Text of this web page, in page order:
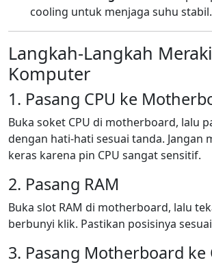
cooling untuk menjaga suhu stabil.
Langkah-Langkah
Komputer
1. Pasang CPU ke
Buka soket CPU di motherboard, lalu
dengan hati-hati sesuai tanda. Jangan
keras karena pin CPU sangat sensitif.
2. Pasang RAM
Buka slot RAM di motherboard, lalu
berbunyi klik. Pastikan posisinya
3. Pasang Motherboard ke